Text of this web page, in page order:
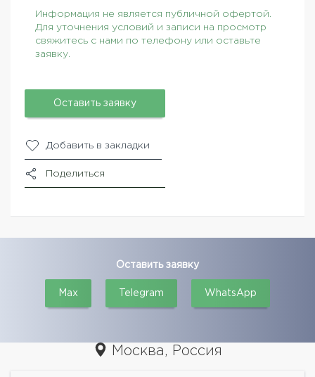
Информация не является публичной офертой.
Для уточнения условий и записи на просмотр
свяжитесь с нами по телефону или оставьте
заявку.
Оставить заявку
Добавить в закладки
Поделиться
Оставить заявку
Max Telegram WhatsApp
Москва, Россия